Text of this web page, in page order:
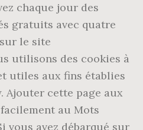
chaque jour des
gratuits avec quatre
le site
utilisons des cookies à
utiles aux fins établies
Ajouter cette page aux
au Mots
vous avez débarqué sur